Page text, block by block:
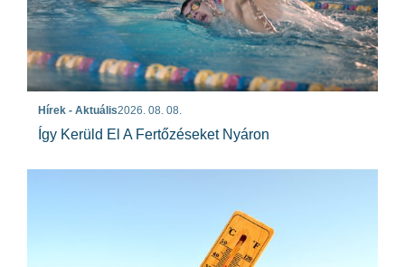
Hírek - Aktuális2026. 08. 08.
Így Kerüld El A Fertőzéseket Nyáron